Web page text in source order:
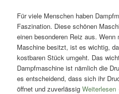
Für viele Menschen haben
Faszination. Diese schönen
einen besonderen Reiz aus.
Maschine besitzt, ist es wichtig,
kostbaren Stück umgeht. Das
Dampfmaschine ist nämlich die
es entscheidend, dass sich ihr
öffnet und zuverlässigWeiterlesen